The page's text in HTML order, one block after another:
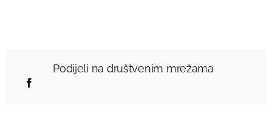
Podijeli na društvenim mrežama